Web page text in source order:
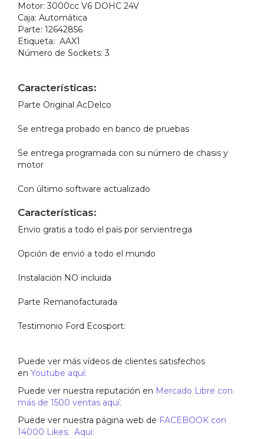
Motor:3000cc V6 DOHC 24V
Caja: Automática
Parte: 12642856
Etiqueta: AAX1
Número de Sockets: 3
Características:
Parte Original AcDelco
Se entrega probado en banco de pruebas
Se entrega programada con su número de chasis y
motor
Con último software actualizado
Características:
Envio gratis a todo el país por servientrega
Opción de envió a todo el mundo
Instalación NO incluida
Parte Remanofacturada
Testimonio Ford Ecosport:
Puede ver más vídeos de clientes satisfechos
en Youtube aquí:
Puede ver nuestra reputación en Mercado Libre con
más de 1500 ventas aquí:
Puede ver nuestra página web de FACEBOOK con
14000 Likes: Aqui: